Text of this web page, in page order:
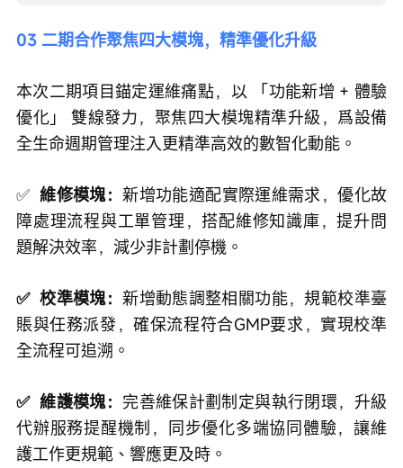
03 二期合作聚焦四大模塊，精準優化升級
本次二期項目錨定運維痛點，以 「功能新增 + 體驗
優化」 雙線發力，聚焦四大模塊精準升級，爲設備
全生命週期管理注入更精準高效的數智化動能。
✅ 維修模塊：新增功能適配實際運維需求，優化故
障處理流程與工單管理，搭配維修知識庫，提升問
題解決效率，減少非計劃停機。
✅  校準模塊：新增動態調整相關功能，規範校準臺
賬與任務派發，確保流程符合GMP要求，實現校準
全流程可追溯。
✅  維護模塊： 完善維保計劃制定與執行閉環，升級
代辦服務提醒機制，同步優化多端協同體驗，讓維
護工作更規範、響應更及時。